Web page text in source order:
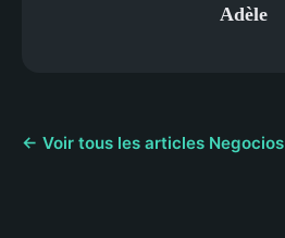
Adèle
← Voir tous les articles Negocios